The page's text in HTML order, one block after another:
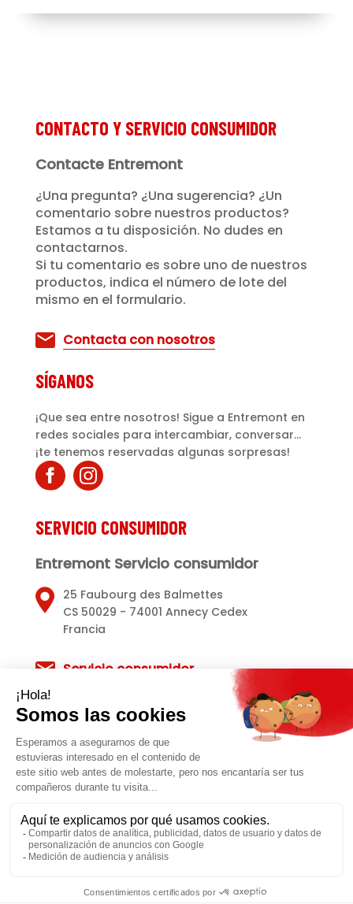
Prénom
Entremont*(Nécessaire)
CONTACTO Y SERVICIO CONSUMIDOR
Contacte Entremont
¿Una pregunta? ¿Una sugerencia? ¿Un
comentario sobre nuestros productos?
Estamos a tu disposición. No dudes en
contactarnos.
Si tu comentario es sobre uno de nuestros
productos, indica el número de lote del
mismo en el formulario.
Contacta con nosotros
SÍGANOS
¡Que sea entre nosotros! Sigue a Entremont en
redes sociales para intercambiar, conversar...
¡te tenemos reservadas algunas sorpresas!
SERVICIO CONSUMIDOR
Entremont Servicio consumidor
25 Faubourg des Balmettes
CS 50029 - 74001 Annecy Cedex
Francia
Servicio consumidor
Avisos legales
Política de privacidad
Política de Cookies